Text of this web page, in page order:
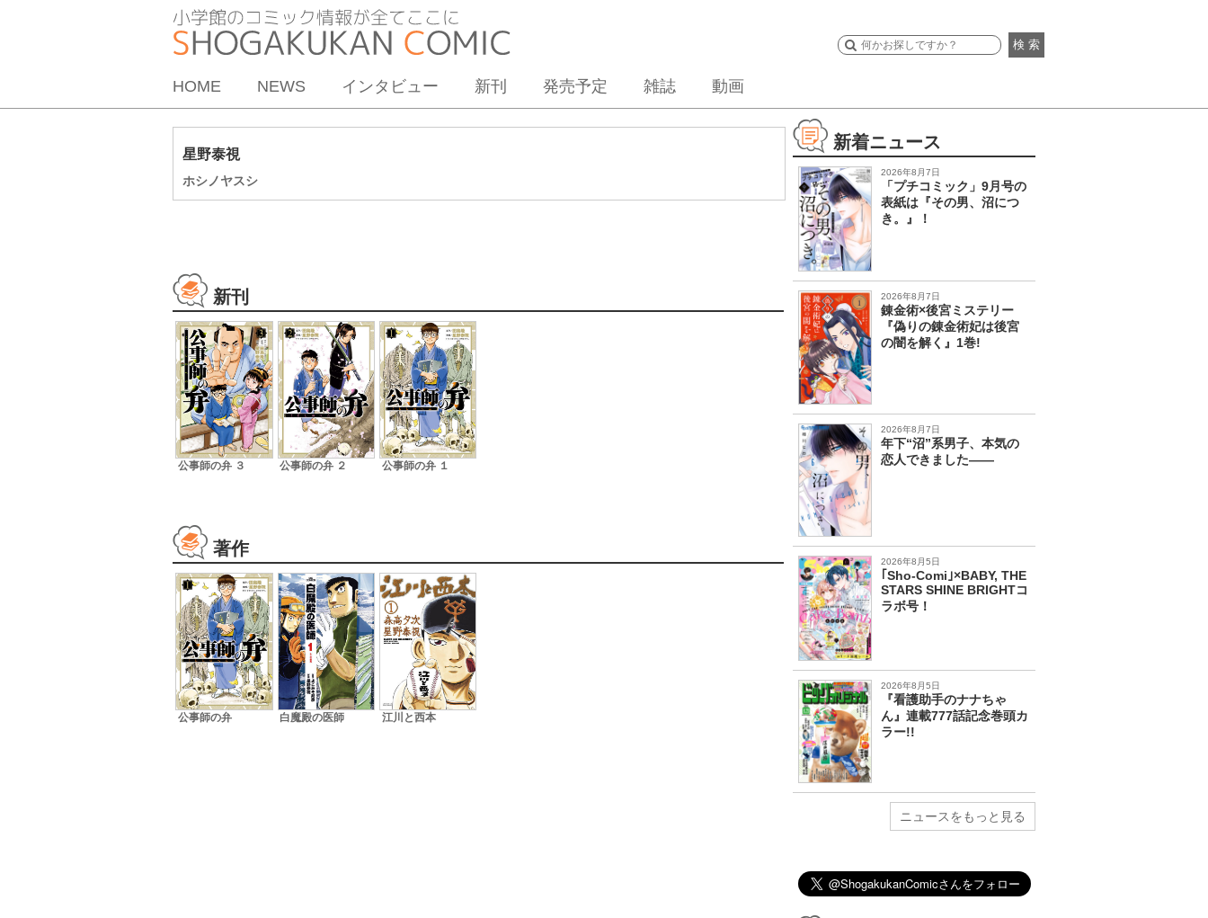
検 索
HOME NEWS インタビュー 新刊 発売予定 雑誌 動画
星野泰視
ホシノヤスシ
新刊
公事師の弁 ３ 公事師の弁 ２ 公事師の弁 １
著作
公事師の弁 白魔殿の医師 江川と西本
新着ニュース
2026年8月7日
「プチコミック」9月号の
表紙は『その男、沼につ
き。』！
2026年8月7日
錬金術×後宮ミステリー
『偽りの錬金術妃は後宮
の闇を解く』1巻!
2026年8月7日
年下“沼”系男子、本気の
恋人できました――
2026年8月5日
｢Sho-Comi｣×BABY, THE
STARS SHINE BRIGHTコ
ラボ号！
2026年8月5日
『看護助手のナナちゃ
ん』連載777話記念巻頭カ
ラー!!
ニュースをもっと見る